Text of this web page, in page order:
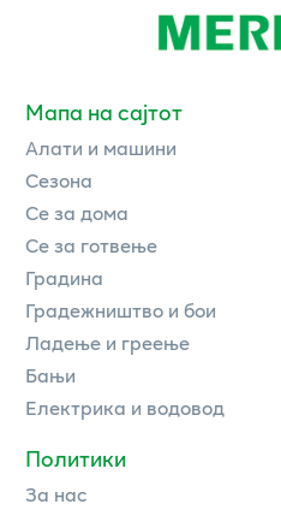
Мапа на сајтот
Алати и машини
Сезона
Се за дома
Се за готвење
Градина
Градежништво и бои
Ладење и греење
Бањи
Електрика и водовод
Политики
За нас